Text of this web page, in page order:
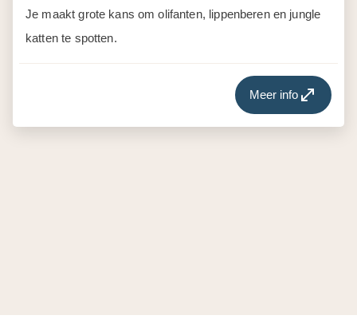
Je maakt grote kans om olifanten, lippenberen en jungle
katten te spotten.
Meer info